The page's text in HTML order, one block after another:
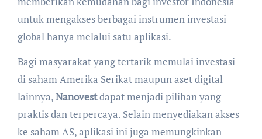
untuk mengakses berbagai instrumen investasi
global hanya melalui satu aplikasi.
Bagi masyarakat yang tertarik memulai investasi
di saham Amerika Serikat maupun aset digital
lainnya,Nanovestdapat menjadi pilihan yang
praktis dan terpercaya. Selain menyediakan akses
ke saham AS, aplikasi ini juga memungkinkan